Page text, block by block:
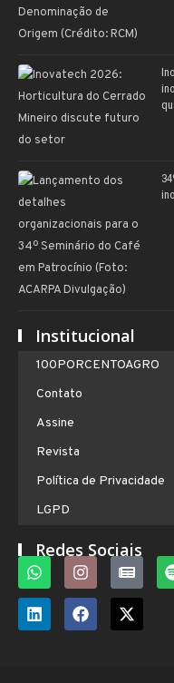
Institucional
100PORCENTOAGRO
Contato
Assine
Revista
Política de Privacidade
LGPD
Redes Sociais